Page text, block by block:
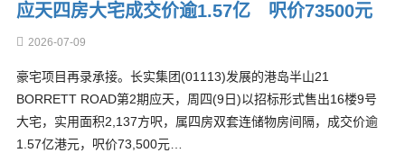
应天四房大宅成交价逾1.57亿 呎价73500元
2026-07-09
豪宅项目再录承接。长实集团(01113)发展的港岛半山21
BORRETT ROAD第2期应天，周四(9日)以招标形式售出16楼9号
大宅，实用面积2,137方呎，属四房双套连储物房间隔，成交价逾
1.57亿港元，呎价73,500元…